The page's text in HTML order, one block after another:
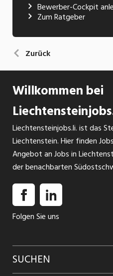
Bewerber-Cockpit
Zum Ratgeber
Zurück
Willkommen bei
Liechtensteinjobs.li. ist das
Liechtenstein. Hier finden
Angebot an Jobs in
der benachbarten
Folgen Sie uns
SUCHEN